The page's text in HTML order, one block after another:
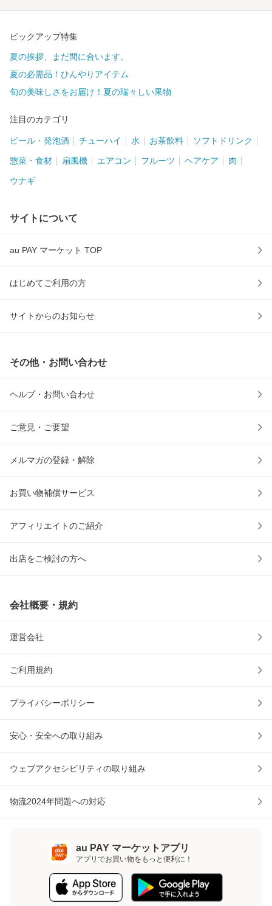
ピックアップ特集
夏の挨拶、まだ間に合います。
夏の必需品！ひんやりアイテム
旬の美味しさをお届け！夏の瑞々しい果物
注目のカテゴリ
ビール・発泡酒 チューハイ 水 お茶飲料 ソフトドリンク
惣菜・食材 扇風機 エアコン フルーツ ヘアケア 肉
ウナギ
サイトについて
au PAY マーケット TOP
はじめてご利用の方
サイトからのお知らせ
その他・お問い合わせ
ヘルプ・お問い合わせ
ご意見・ご要望
メルマガの登録・解除
お買い物補償サービス
アフィリエイトのご紹介
出店をご検討の方へ
会社概要・規約
運営会社
ご利用規約
プライバシーポリシー
安心・安全への取り組み
ウェブアクセシビリティの取り組み
物流2024年問題への対応
au PAY マーケットアプリ
アプリでお買い物をもっと便利に！